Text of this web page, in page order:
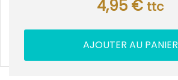
4,95 € ttc
AJOUTER AU PANIER